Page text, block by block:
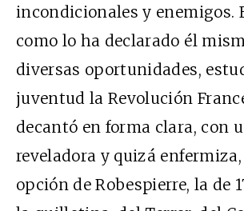
incondicionales y enemigos.
como lo ha declarado él
diversas oportunidades,
juventud la Revolución
decantó en forma clara, con
reveladora y quizá
opción de Robespierre, la de